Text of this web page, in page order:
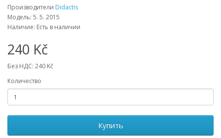
Производители Didactis
Модель: 5. 5. 2015
Наличие: Есть в наличии
240 Kč
Без НДС: 240 Kč
Количество
Купить